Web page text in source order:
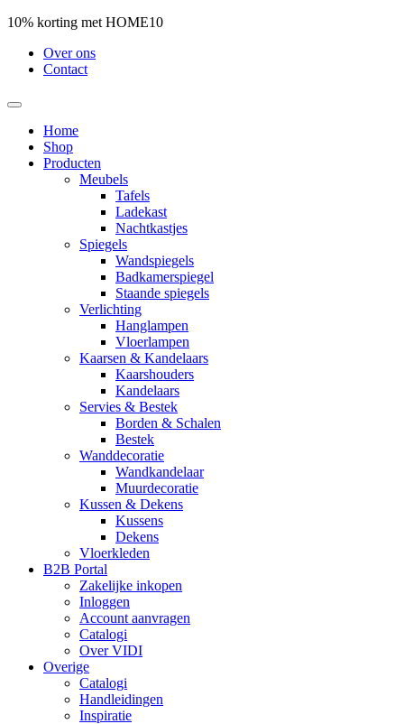
10% korting met HOME10
Over ons
Contact
Home
Shop
Producten
Meubels
Tafels
Ladekast
Nachtkastjes
Spiegels
Wandspiegels
Badkamerspiegel
Staande spiegels
Verlichting
Hanglampen
Vloerlampen
Kaarsen & Kandelaars
Kaarshouders
Kandelaars
Servies & Bestek
Borden & Schalen
Bestek
Wanddecoratie
Wandkandelaar
Muurdecoratie
Kussen & Dekens
Kussens
Dekens
Vloerkleden
B2B Portal
Zakelijke inkopen
Inloggen
Account aanvragen
Catalogi
Over VIDI
Overige
Catalogi
Handleidingen
Inspiratie